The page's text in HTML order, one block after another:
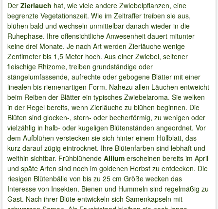
Der Zierlauch hat, wie viele andere Zwiebelpflanzen, eine
begrenzte Vegetationszeit. Wie im Zeitraffer treiben sie aus,
blühen bald und wechseln unmittelbar danach wieder in die
Ruhephase. Ihre offensichtliche Anwesenheit dauert mitunter
keine drei Monate. Je nach Art werden Zierläuche wenige
Zentimeter bis 1,5 Meter hoch. Aus einer Zwiebel, seltener
fleischige Rhizome, treiben grundständige oder
stängelumfassende, aufrechte oder gebogene Blätter mit einer
linealen bis riemenartigen Form. Nahezu allen Läuchen entweicht
beim Reiben der Blätter ein typisches Zwiebelaroma. Sie welken
in der Regel bereits, wenn Zierläuche zu blühen beginnen. Die
Blüten sind glocken-, stern- oder becherförmig, zu wenigen oder
vielzählig in halb- oder kugeligen Blütenständen angeordnet. Vor
dem Aufblühen verstecken sie sich hinter einem Hüllblatt, das
kurz darauf zügig eintrocknet. Ihre Blütenfarben sind lebhaft und
weithin sichtbar. Frühblühende Allium erscheinen bereits im April
und späte Arten sind noch im goldenen Herbst zu entdecken. Die
riesigen Blütenbälle von bis zu 25 cm Größe wecken das
Interesse von Insekten. Bienen und Hummeln sind regelmäßig zu
Gast. Nach ihrer Blüte entwickeln sich Samenkapseln mit